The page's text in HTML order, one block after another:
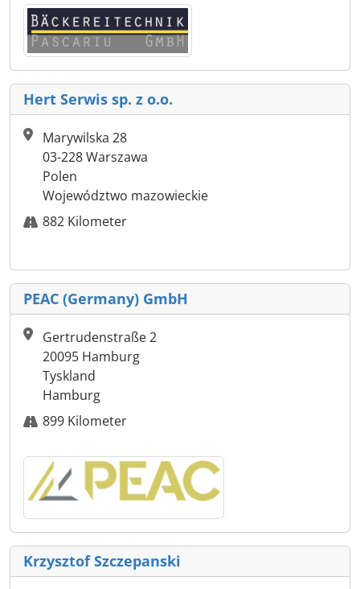
Hert Serwis sp. z o.o.
Marywilska 28
03-228 Warszawa
Polen
Województwo mazowieckie
882 Kilometer
PEAC (Germany) GmbH
Gertrudenstraße 2
20095 Hamburg
Tyskland
Hamburg
899 Kilometer
Krzysztof Szczepanski